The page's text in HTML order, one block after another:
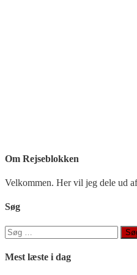
Om Rejseblokken
Velkommen. Her vil jeg dele ud
Søg
Søg
efter:
Mest læste i dag